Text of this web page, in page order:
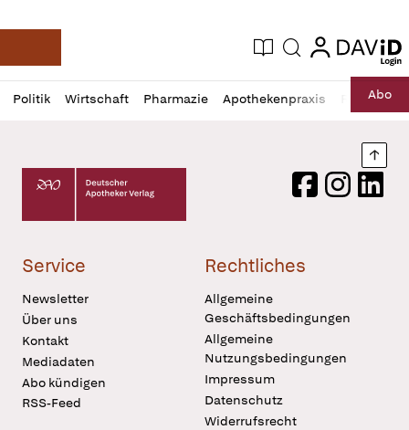
Deutsche Apotheker Zeitung
Aktuelle Ausgabe
Suche login
login
Politik Wirtschaft Pharmazie Apothekenpraxis RechtAbo
Profil
öffnen
Daz
Pur
Deutscher Apotheker Verlag Logo
FacebookInstagram
Service
Newsletter
Über uns
Kontakt
Mediadaten
Abo kündigen
RSS-Feed
Rechtliches
Allgemeine
Geschäftsbedingungen
Allgemeine
Nutzungsbedingungen
Impressum
Datenschutz
Widerrufsrecht